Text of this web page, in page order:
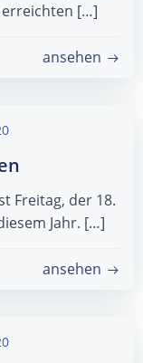
erreichten […]
ansehen
Freitag, der 18.
Jahr. […]
ansehen